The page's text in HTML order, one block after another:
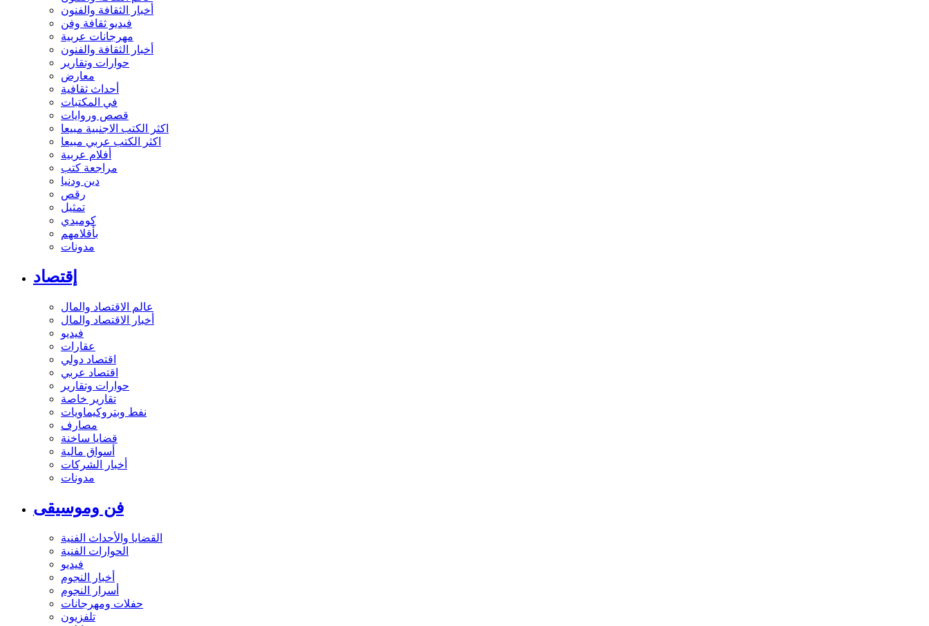
أخبار الثقافة والفنون
فيديو ثقافة وفن
مهرجانات عربية
أخبار الثقافة والفنون
حوارات وتقارير
معارض
أحداث ثقافية
في المكتبات
قصص وروايات
اكثر الكتب الاجنبية مبيعا
اكثر الكتب عربي مبيعا
أفلام عربية
مراجعة كتب
دين ودنيا
رقص
تمثيل
كوميدي
بأقلامهم
مدونات
إقتصاد
عالم الاقتصاد والمال
أخبار الاقتصاد والمال
فيديو
عقارات
اقتصاد دولي
اقتصاد عربي
حوارات وتقارير
تقارير خاصة
نفط وبتروكيماويات
مصارف
قضايا ساخنة
أسواق مالية
أخبار الشركات
مدونات
فن وموسيقى
القضايا والأحداث الفنية
الحوارات الفنية
فيديو
أخبار النجوم
أسرار النجوم
حفلات ومهرجانات
تلفزيون